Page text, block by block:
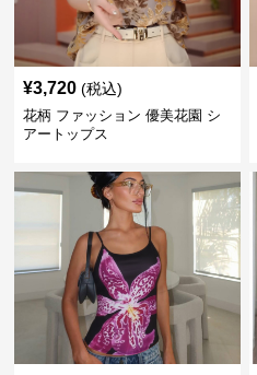
¥3,720 (税込)
花柄 ファッション 優美花園 シ
アートップス